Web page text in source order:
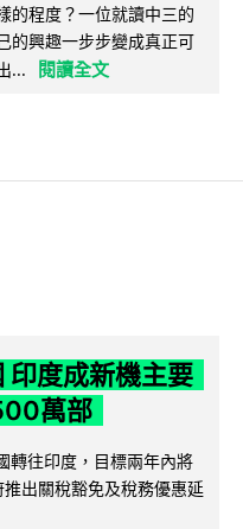
的程度？一位就讀中三的
的興趣一步步變成真正可
...
閱讀全文
印度成新機主要
萬部
往印度，目標兩年內將
出關稅豁免及稅務優惠延